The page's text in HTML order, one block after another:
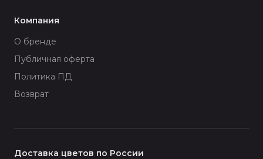
Компания
О бренде
Публичная оферта
Политика ПД
Возврат
Доставка цветов по России